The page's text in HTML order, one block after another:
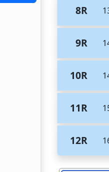
8R
9R
10R
11R
12R